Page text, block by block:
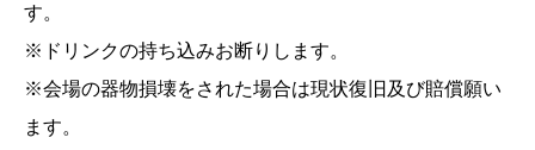
す。
※ドリンクの持ち込みお断りします。
※会場の器物損壊をされた場合は現状復旧及び賠償願い
ます。